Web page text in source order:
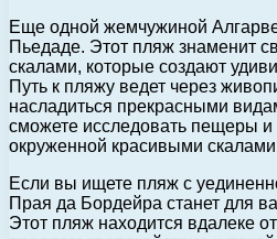
Еще одной жемчужиной
Пьедаде. Этот пляж знаменит
скалами, которые создают
Путь к пляжу ведет через
насладиться прекрасными
сможете исследовать пещеры и
окруженной красивыми
Если вы ищете пляж с
Прая да Бордейра станет для
Этот пляж находится вдалеке